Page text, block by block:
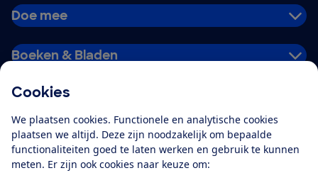
Cookies
We plaatsen cookies. Functionele en analytische cookies
plaatsen we altijd. Deze zijn noodzakelijk om bepaalde
functionaliteiten goed te laten werken en gebruik te kunnen
meten. Er zijn ook cookies naar keuze om:
Doe mee
Boeken & Bladen
Alles over de